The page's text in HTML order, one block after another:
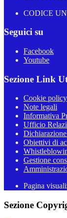
CODICE
Seguici su
Facebook
Youtube
Sezione Link
Cookie policy
Note legali
Informativa
Ufficio
Obiettivi di
Gestione
Pagina
Sezione